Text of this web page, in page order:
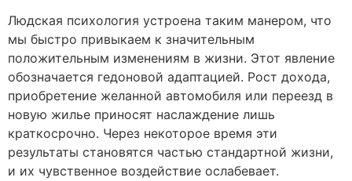
Людская психология устроена таким манером, что
мы быстро привыкаем к значительным
положительным изменениям в жизни. Этот явление
обозначается гедоновой адаптацией. Рост дохода,
приобретение желанной автомобиля или переезд в
новую жилье приносят наслаждение лишь
краткосрочно. Через некоторое время эти
результаты становятся частью стандартной жизни,
и их чувственное воздействие ослабевает.